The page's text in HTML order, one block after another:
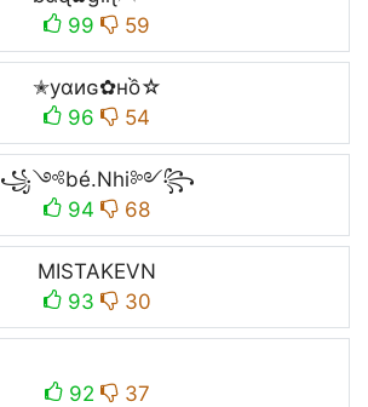
99
59
✭уαиɢ✿нồ☆
96
54
꧁༺bé.Nhi༻꧂
94
68
MISTAKEㅤVN
93
30
92 37